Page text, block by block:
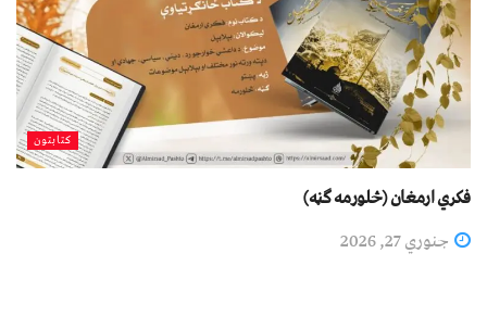
کتابتون
فکري ارمغان (څلورمه ګڼه)
جنوري 27, 2026